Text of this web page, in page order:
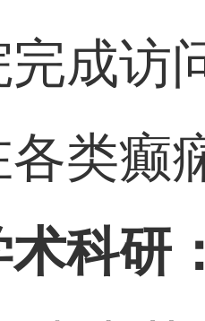
完成访
类癫
科研：